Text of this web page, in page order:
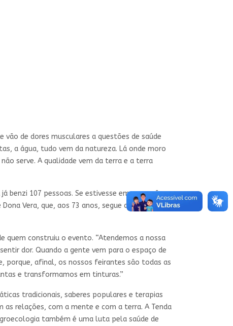
vão de dores musculares a questões de saúde
a água, tudo vem da natureza. Lá onde moro
serve. A qualidade vem da terra e a terra
benzi 107 pessoas. Se estivesse em casa, não
Vera, que, aos 73 anos, segue ativa cuidando
quem construiu o evento. “Atendemos a nossa
dor. Quando a gente vem para o espaço de
porque, afinal, os nossos feirantes são todas as
e transformamos em tinturas.”
tradicionais, saberes populares e terapias
relações, com a mente e com a terra. A Tenda
também é uma luta pela saúde de